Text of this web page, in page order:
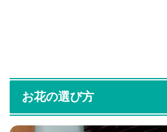
お花の選び方